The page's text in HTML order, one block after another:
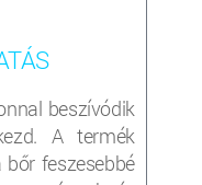
beszívódik
A termék
feszesebbé